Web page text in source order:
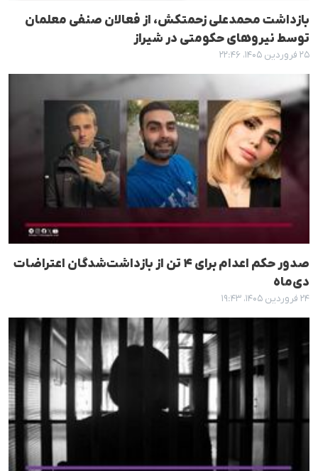
بازداشت محمدعلی زحمتکش، از فعالان صنفی معلمان
توسط نیروهای حکومتی در شیراز
۲۵ فروردین ۱۴۰۵، ۲۲:۴۶
صدور حکم اعدام برای ۴ تن از بازداشت‌شدگان اعتراضات
دی‌ماه
۲۴ فروردین ۱۴۰۵، ۱۹:۴۳